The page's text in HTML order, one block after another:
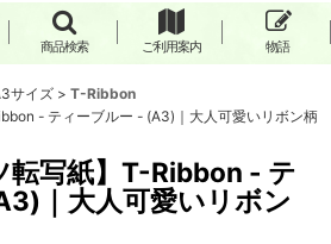
商品検索 ご利用案内 物語
サイズ > T-Ribbon
- ティーブルー - (A3)｜大人可愛いリボン柄
転写紙】T-Ribbon - テ
｜大人可愛いリボン